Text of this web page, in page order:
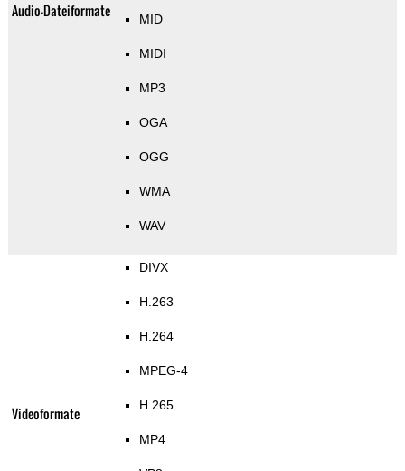
Audio-Dateiformate MID
MIDI
MP3
OGA
OGG
WMA
WAV
Videoformate
DIVX
H.263
H.264
MPEG-4
H.265
MP4